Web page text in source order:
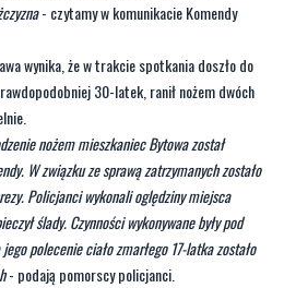
idącego w kierunku Bytowa, który miał
że mógł brać udział w zdarzeniu. 30-latek
policjanci ustalili, że doszło do
- czytamy w komunikacie Komendy
wynika, że w trakcie spotkania doszło do
30-latek, ranił nożem dwóch
nożem mieszkaniec Bytowa został
W związku ze sprawą zatrzymanych zostało
Policjanci wykonali oględziny miejsca